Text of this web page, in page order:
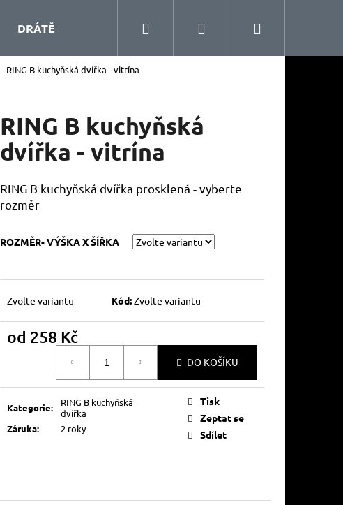
DRÁTĚNÝ PROGRAM KUCHYŇSKÉ DOPLŇKY
Přihlášení
RING B kuchyňská dvířka - vitrína
RING B kuchyňská
dvířka - vitrína
RING B kuchyňská dvířka prosklená - vyberte
rozměr
ROZMĚR- VÝŠKA X ŠÍŘKA
Zvolte variantu Kód:Zvolte variantu
od 258 Kč
DO KOŠÍKU
Kategorie:
RING B kuchyňská
dvířka
Záruka: 2 roky
Tisk
Zeptat se
Sdílet